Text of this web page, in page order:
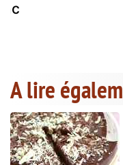
A lire